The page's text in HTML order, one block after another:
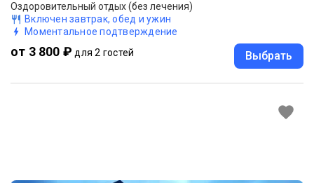
Оздоровительный отдых (без лечения)
Включен завтрак, обед и ужин
Моментальное подтверждение
от 3 800 ₽ для 2 гостей Выбрать